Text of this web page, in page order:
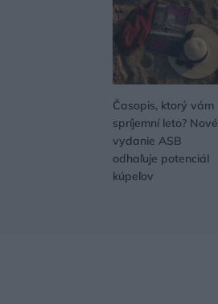
Časopis, ktorý vám
spríjemní leto? Nové
vydanie ASB
odhaľuje potenciál
kúpeľov